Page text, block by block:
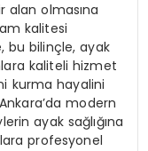
alan olmasına
kalitesi
bu bilinçle, ayak
kaliteli hizmet
kurma hayalini
modern
ayak sağlığına
profesyonel